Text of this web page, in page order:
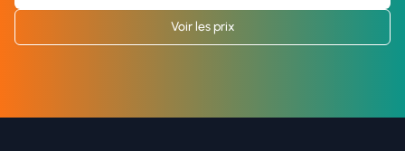
Voir les prix